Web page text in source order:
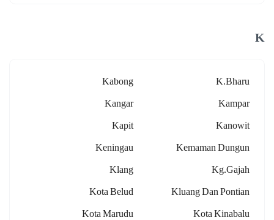
K
K.bharu
Kabong
Kampar
Kangar
Kanowit
Kapit
Kemaman Dungun
Keningau
Kg.gajah
Klang
Kluang Dan Pontian
Kota Belud
Kota Kinabalu
Kota Marudu